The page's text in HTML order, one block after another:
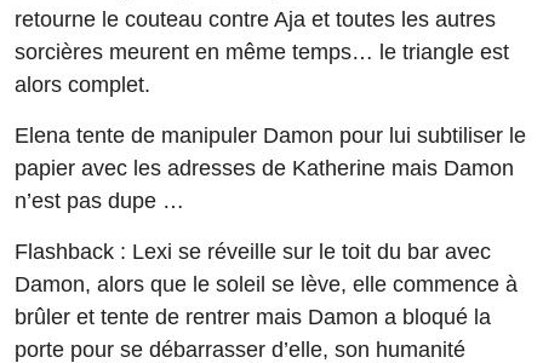
retourne le couteau contre Aja et toutes les autres
sorcières meurent en même temps… le triangle est
alors complet.
Elena tente de manipuler Damon pour lui subtiliser le
papier avec les adresses de Katherine mais Damon
n’est pas dupe …
Flashback : Lexi se réveille sur le toit du bar avec
Damon, alors que le soleil se lève, elle commence à
brûler et tente de rentrer mais Damon a bloqué la
porte pour se débarrasser d’elle, son humanité